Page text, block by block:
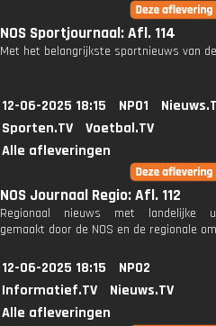
NOS Sportjournaal: Afl. 114
Met het belangrijkste sportnieuws van
12-06-2025 18:15 NPO1
Sporten.TV
Voetbal.TV
Alle afleveringen
NOS Journaal Regio: Afl. 112
Regionaal nieuws met landelijke
gemaakt door de NOS en de regionale
12-06-2025 18:15
NPO2
Informatief.TV
Nieuws.TV
Alle afleveringen